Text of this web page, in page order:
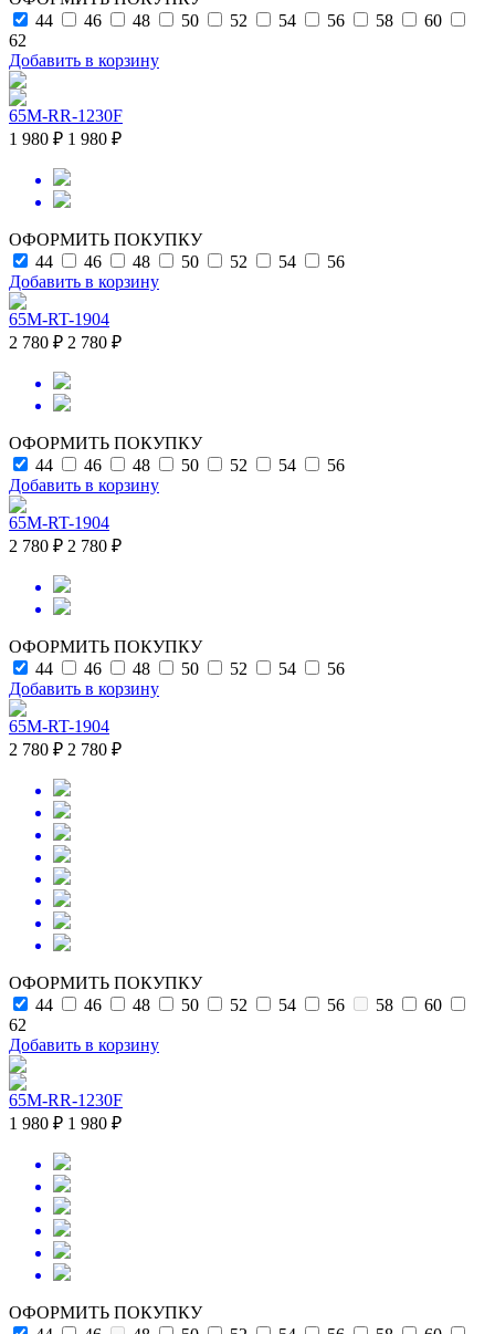
44
46 48 50 52 54 56 58
60
62
Добавить в корзину
65M-RR-1230F
1 980 ₽ 1 980 ₽
ОФОРМИТЬ ПОКУПКУ
44
46 48 50 52 54
56
Добавить в корзину
65M-RT-1904
2 780 ₽ 2 780 ₽
ОФОРМИТЬ ПОКУПКУ
44
46 48 50 52 54
56
Добавить в корзину
65M-RT-1904
2 780 ₽ 2 780 ₽
ОФОРМИТЬ ПОКУПКУ
44
46 48 50 52 54
56
Добавить в корзину
65M-RT-1904
2 780 ₽ 2 780 ₽
ОФОРМИТЬ ПОКУПКУ
44
46 48 50 52 54 56 58
60
62
Добавить в корзину
65M-RR-1230F
1 980 ₽ 1 980 ₽
ОФОРМИТЬ ПОКУПКУ